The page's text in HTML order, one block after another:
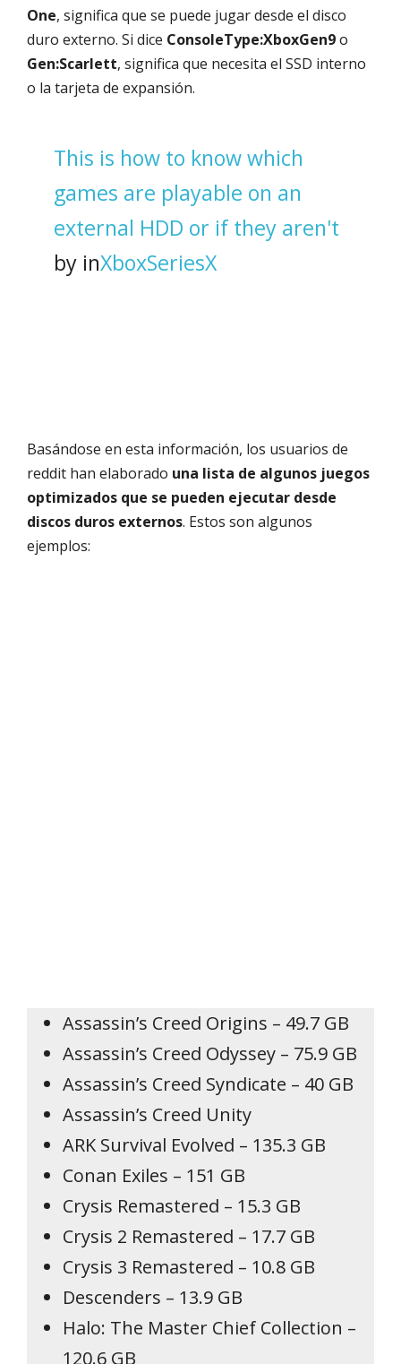
One, significa que se puede jugar desde el disco
duro externo. Si dice ConsoleType:XboxGen9o
Gen:Scarlett, significa que necesita el SSD interno
o la tarjeta de expansión.
This is how to know which
games are playable on an
external HDD or if they aren't
by inXboxSeriesX
Basándose en esta información, los usuarios de
reddit han elaborado una lista de algunos juegos
optimizados que se pueden ejecutar desde
discos duros externos. Estos son algunos
ejemplos:
Assassin’s Creed Origins – 49.7 GB
Assassin’s Creed Odyssey – 75.9 GB
Assassin’s Creed Syndicate – 40 GB
Assassin’s Creed Unity
ARK Survival Evolved – 135.3 GB
Conan Exiles – 151 GB
Crysis Remastered – 15.3 GB
Crysis 2 Remastered – 17.7 GB
Crysis 3 Remastered – 10.8 GB
Descenders – 13.9 GB
Halo: The Master Chief Collection –
120.6 GB